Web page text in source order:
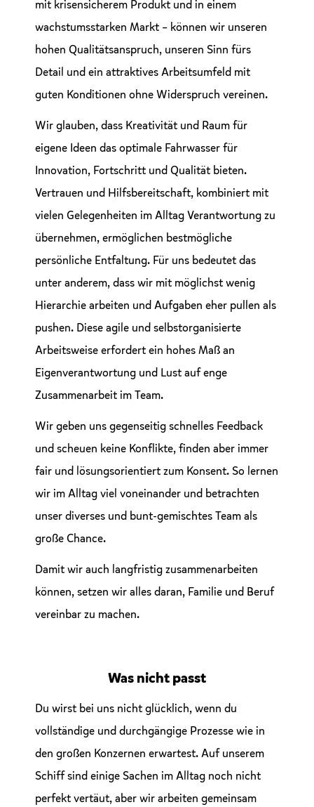
mit krisensicherem Produkt und in einem
wachstumsstarken Markt – können wir unseren
hohen Qualitätsanspruch, unseren Sinn fürs
Detail und ein attraktives Arbeitsumfeld mit
guten Konditionen ohne Widerspruch vereinen.
Wir glauben, dass Kreativität und Raum für
eigene Ideen das optimale Fahrwasser für
Innovation, Fortschritt und Qualität bieten.
Vertrauen und Hilfsbereitschaft, kombiniert mit
vielen Gelegenheiten im Alltag Verantwortung zu
übernehmen, ermöglichen bestmögliche
persönliche Entfaltung. Für uns bedeutet das
unter anderem, dass wir mit möglichst wenig
Hierarchie arbeiten und Aufgaben eher pullen als
pushen. Diese agile und selbstorganisierte
Arbeitsweise erfordert ein hohes Maß an
Eigenverantwortung und Lust auf enge
Zusammenarbeit im Team.
Wir geben uns gegenseitig schnelles Feedback
und scheuen keine Konflikte, finden aber immer
fair und lösungsorientiert zum Konsent. So lernen
wir im Alltag viel voneinander und betrachten
unser diverses und bunt-gemischtes Team als
große Chance.
Damit wir auch langfristig zusammenarbeiten
können, setzen wir alles daran, Familie und Beruf
vereinbar zu machen.
Was nicht passt
Du wirst bei uns nicht glücklich, wenn du
vollständige und durchgängige Prozesse wie in
den großen Konzernen erwartest. Auf unserem
Schiff sind einige Sachen im Alltag noch nicht
perfekt vertäut, aber wir arbeiten gemeinsam